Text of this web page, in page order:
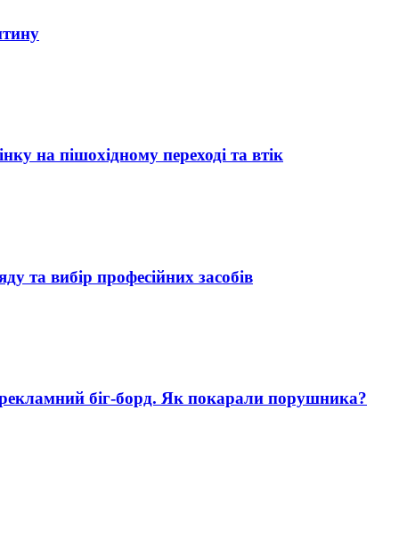
на пішохідному переході та втік
та вибір професійних засобів
біг-борд. Як покарали порушника?